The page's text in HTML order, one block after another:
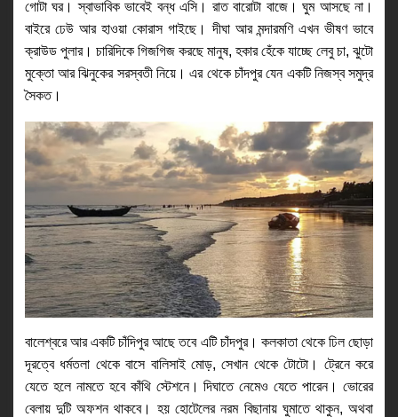
গোটা ঘর। স্বাভাবিক ভাবেই বন্ধ এসি। রাত বারোটা বাজে। ঘুম আসছে না।
বাইরে ঢেউ আর হাওয়া কোরাস গাইছে। দীঘা আর মন্দারমণি এখন ভীষণ ভাবে
ক্রাউড পুলার। চারিদিকে গিজগিজ করছে মানুষ, হকার হেঁকে যাচ্ছে লেবু চা, ঝুটো
মুক্তো আর ঝিনুকের সরস্বতী নিয়ে। এর থেকে চাঁদপুর যেন একটি নিজস্ব সমুদ্র
সৈকত।
বালেশ্বরে আর একটি চাঁদিপুর আছে তবে এটি চাঁদপুর। কলকাতা থেকে ঢিল ছোড়া
দূরত্বে ধর্মতলা থেকে বাসে বালিসাই মোড়, সেখান থেকে টোটো। ট্রেনে করে
যেতে হলে নামতে হবে কাঁথি স্টেশনে। দিঘাতে নেমেও যেতে পারেন। ভোরের
বেলায় দুটি অফশন থাকবে। হয় হোটেলের নরম বিছানায় ঘুমাতে থাকুন, অথবা